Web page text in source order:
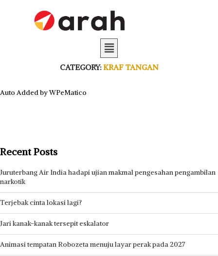
CATEGORY: KRAF TANGAN
Auto Added by WPeMatico
Recent Posts
Juruterbang Air India hadapi ujian makmal pengesahan pengambilan
narkotik
Terjebak cinta lokasi lagi?
Jari kanak-kanak tersepit eskalator
Animasi tempatan Robozeta menuju layar perak pada 2027